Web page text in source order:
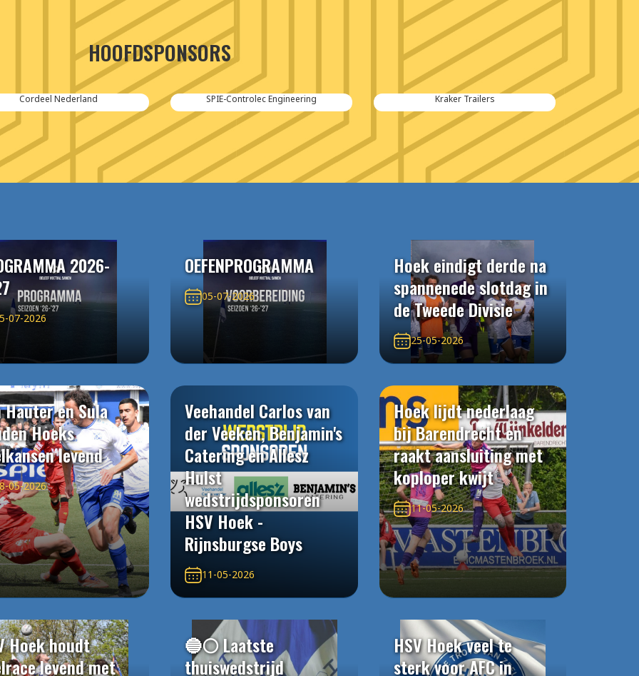
HOOFDSPONSORS
Cordeel Nederland SPIE-Controlec Engineering Kraker Trailers
2026-
07-2026
OEFENPROGRAMMA
05-07-2026
Hoek eindigt derde na
spannenede slotdag in
de Tweede Divisie
25-05-2026
Hauter en Sula
Hoeks
levend
05-2026
Veehandel Carlos van
der Veeken, Benjamin's
Catering en Allesz
Hulst
wedstrijdsponsoren
HSV Hoek -
Rijnsburgse Boys
11-05-2026
Hoek lijdt nederlaag
bij Barendrecht en
raakt aansluiting met
koploper kwijt
11-05-2026
Hoek houdt
levend met
🔵⚪️ Laatste
thuiswedstrijd
HSV Hoek veel te
sterk voor AFC in